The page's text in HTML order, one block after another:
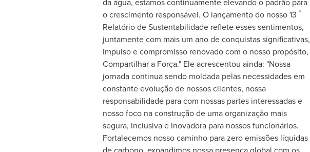
o crescimento responsável. O lançamento do nosso 13 º
Relatório de Sustentabilidade reflete esses sentimentos,
juntamente com mais um ano de conquistas significativas,
impulso e compromisso renovado com o nosso propósito,
Compartilhar a Força." Ele acrescentou ainda: "Nossa
jornada continua sendo moldada pelas necessidades em
constante evolução de nossos clientes, nossa
responsabilidade para com nossas partes interessadas e
nosso foco na construção de uma organização mais
segura, inclusiva e inovadora para nossos funcionários.
Fortalecemos nosso caminho para zero emissões líquidas